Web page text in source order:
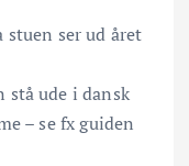
ser ud året
stå ude i dansk
– se fx guiden